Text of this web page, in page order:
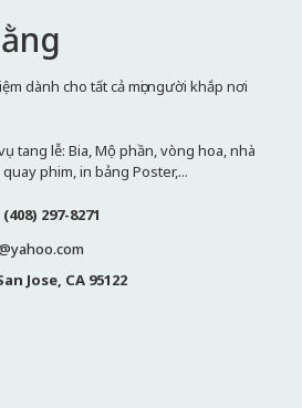
dành cho tất cả mọi người khắp nơi
tang lễ: Bia, Mộ phần, vòng hoa, nhà
phim, in bảng Poster,...
(408) 297-8271
Jose, CA 95122